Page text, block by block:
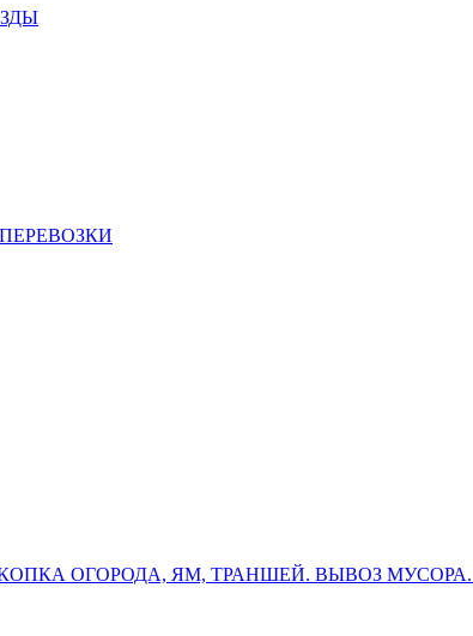
ОГОРОДА, ЯМ, ТРАНШЕЙ. ВЫВОЗ